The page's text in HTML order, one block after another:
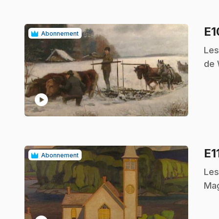
Abonnement
play_circle
.
de
Abonnement
.